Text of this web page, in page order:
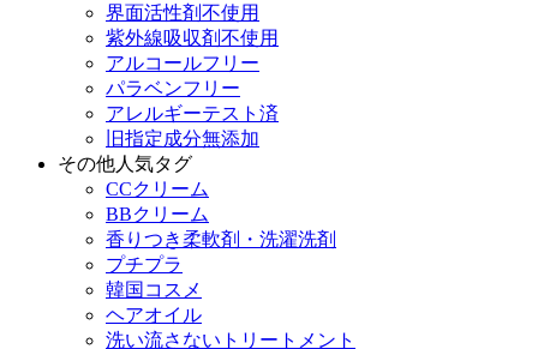
界面活性剤不使用
紫外線吸収剤不使用
アルコールフリー
パラベンフリー
アレルギーテスト済
旧指定成分無添加
その他人気タグ
CCクリーム
BBクリーム
香りつき柔軟剤・洗濯洗剤
プチプラ
韓国コスメ
ヘアオイル
洗い流さないトリートメント